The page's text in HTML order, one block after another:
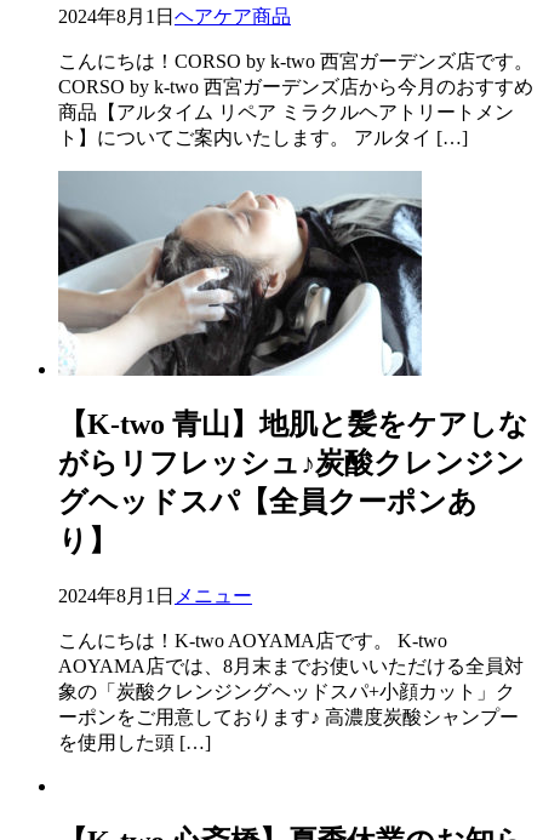
2024年8月1日 ヘアケア商品
こんにちは！CORSO by k-two 西宮ガーデンズ店です。
CORSO by k-two 西宮ガーデンズ店から今月のおすすめ
商品【アルタイム リペア ミラクルヘアトリートメン
ト】についてご案内いたします。 アルタイ […]
【K-two 青山】地肌と髪をケアしな
がらリフレッシュ♪炭酸クレンジン
グヘッドスパ【全員クーポンあ
り】
2024年8月1日 メニュー
こんにちは！K-two AOYAMA店です。 K-two
AOYAMA店では、8月末までお使いいただける全員対
象の「炭酸クレンジングヘッドスパ+小顔カット」ク
ーポンをご用意しております♪ 高濃度炭酸シャンプー
を使用した頭 […]